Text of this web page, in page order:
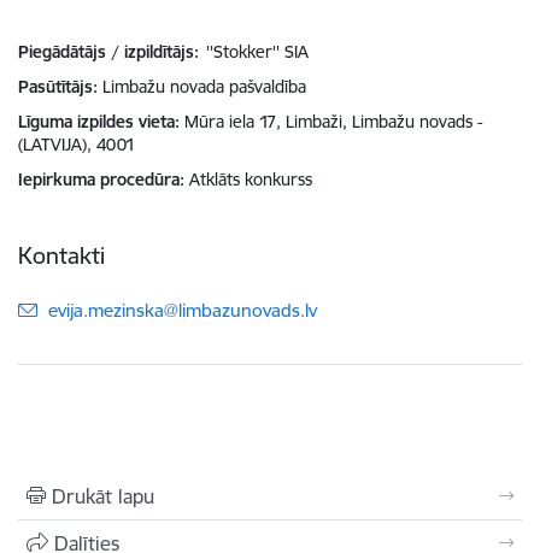
Piegādātājs / izpildītājs: ''Stokker'' SIA
Pasūtītājs Limbažu novada pašvaldība
Līguma izpildes vieta Mūra iela 17, Limbaži, Limbažu novads -
(LATVIJA), 4001
Iepirkuma procedūra Atklāts konkurss
Kontakti
E-pasts:
evija.mezinska@limbazunovads.lv
Drukāt lapu
Dalīties